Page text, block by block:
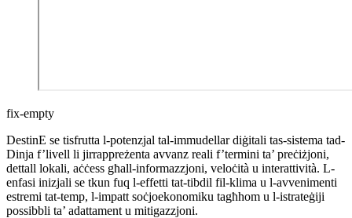
fix-empty
DestinE se tisfrutta l-potenzjal tal-immudellar diġitali tas-sistema tad-
Dinja f’livell li jirrappreżenta avvanz reali f’termini ta’ preċiżjoni,
dettall lokali, aċċess għall-informazzjoni, veloċità u interattività. L-
enfasi inizjali se tkun fuq l-effetti tat-tibdil fil-klima u l-avvenimenti
estremi tat-temp, l-impatt soċjoekonomiku tagħhom u l-istrateġiji
possibbli ta’ adattament u mitigazzjoni.